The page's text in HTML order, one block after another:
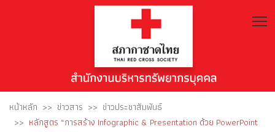
หน้าหลัก ข่าวสาร
ข่าวประชาสัมพันธ์
หลักสูตร “การสร้าง Infographic & Presentation ด้วย PowerPoint